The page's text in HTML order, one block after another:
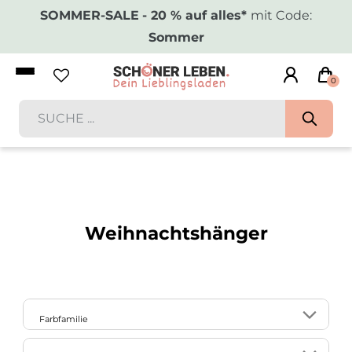
SOMMER-SALE - 20 % auf alles* mit Code:
Sommer
0
Weihnachtshänger
Farbfamilie